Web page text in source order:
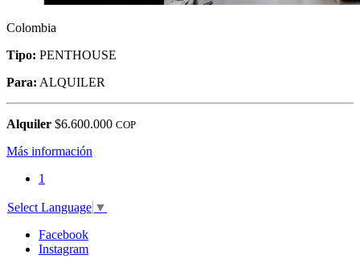
Colombia
Tipo: PENTHOUSE
Para: ALQUILER
Alquiler $6.600.000 COP
Más información
1
Select Language ▼
Facebook
Instagram